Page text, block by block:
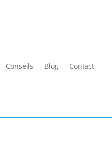
Conseils Blog Contact